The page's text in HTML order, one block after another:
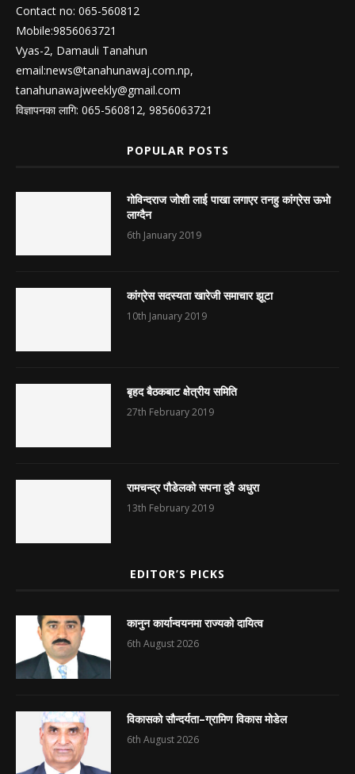
Contact no: 065-560812
Mobile:9856063721
Vyas-2, Damauli Tanahun
email:news@tanahunawaj.com.np,
tanahunawajweekly@gmail.com
विज्ञापनका लागि: 065-560812, 9856063721
POPULAR POSTS
गोविन्दराज जोशी लाई पाखा लगाएर तनहु कांग्रेस ऊभो
लाग्दैन
6th January 2019
कांग्रेस सदस्यता खारेजी समाचार झूटा
10th January 2019
बृहद बैठकबाट क्षेत्रीय समिति
27th February 2019
रामचन्द्र पौडेलको सपना दुवै अधुरा
13th February 2019
EDITOR’S PICKS
कानुन कार्यान्वयनमा राज्यको दायित्व
6th August 2026
विकासको सौन्दर्यता–ग्रामिण विकास मोडेल
6th August 2026